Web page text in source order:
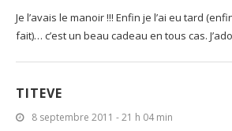
Je l’avais le manoir !!! Enfin je l’ai eu tard
fait)… c’est un beau cadeau en tous cas.
TITEVE
8 septembre 2011 - 21 h 04 min